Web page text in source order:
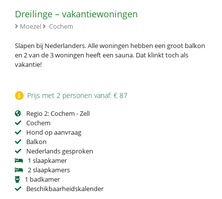
Dreilinge – vakantiewoningen
Moezel Cochem
Slapen bij Nederlanders. Alle woningen hebben een groot balkon
en 2 van de 3 woningen heeft een sauna. Dat klinkt toch als
vakantie!
Prijs met 2 personen vanaf: € 87
Regio 2: Cochem - Zell
Cochem
Hond op aanvraag
Balkon
Nederlands gesproken
1 slaapkamer
2 slaapkamers
1 badkamer
Beschikbaarheidskalender